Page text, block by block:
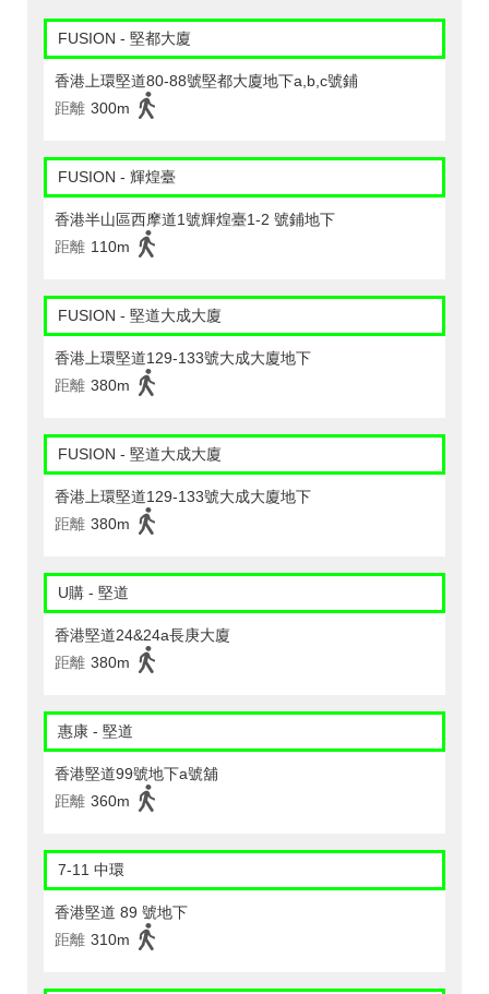
FUSION - 堅都大廈
香港上環堅道80-88號堅都大廈地下a,b,c號鋪
距離 300m
FUSION - 輝煌臺
香港半山區西摩道1號輝煌臺1-2 號鋪地下
距離 110m
FUSION - 堅道大成大廈
香港上環堅道129-133號大成大廈地下
距離 380m
FUSION - 堅道大成大廈
香港上環堅道129-133號大成大廈地下
距離 380m
U購 - 堅道
香港堅道24&24a長庚大廈
距離 380m
惠康 - 堅道
香港堅道99號地下a號舖
距離 360m
7-11 中環
香港堅道 89 號地下
距離 310m